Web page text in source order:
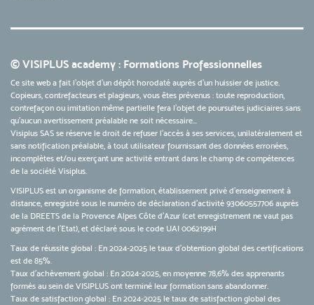
© VISIPLUS academy : Formations Professionnelles
Ce site web a fait l'objet d'un dépôt horodaté auprès d'un huissier de justice.
Copieurs, contrefacteurs et plagieurs, vous êtes prévenus : toute reproduction,
contrefaçon ou imitation même partielle fera l'objet de poursuites judiciaires sans
qu’aucun avertissement préalable ne soit nécessaire...
Visiplus SAS se réserve le droit de refuser l'accès à ses services, unilatéralement et
sans notification préalable, à tout utilisateur fournissant des données erronées,
incomplètes et/ou exerçant une activité entrant dans le champ de compétences
de la société Visiplus.
VISIPLUS est un organisme de formation, établissement privé d’enseignement à
distance, enregistré sous le numéro de déclaration d’activité 93060557706 auprès
de la DREETS de la Provence Alpes Côte d’Azur (cet enregistrement ne vaut pas
agrément de l’Etat), et déclaré sous le code UAI 0062199H
Taux de réussite global : En 2024-2025 le taux d'obtention global des certifications
est de 85%.
Taux d’achèvement global : En 2024-2025, en moyenne 78,6% des apprenants
formés au sein de VISIPLUS ont terminé leur formation sans abandonner.
Taux de satisfaction global : En 2024-2025 le taux de satisfaction global des